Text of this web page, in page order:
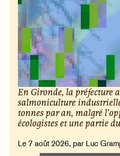
En Gironde, la préfecture
salmoniculture
tonnes par an, malgré
écologistes et une partie
Le 7 août 2026, par Luc